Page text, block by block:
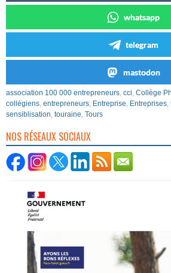
whatsapp
telegram
mastodon
association 100 000 entrepreneurs, cci, Collège
collégiens, entrepreneurs, Entreprise, Entreprises,
sensiblisation, touraine, Tours
NOS RÉSEAUX SOCIAUX